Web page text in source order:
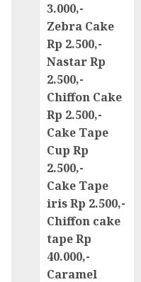
3.000,-
Zebra Cake
Rp 2.500,-
Nastar Rp
2.500,-
Chiffon Cake
Rp 2.500,-
Cake Tape
Cup Rp
2.500,-
Cake Tape
iris Rp 2.500,-
Chiffon cake
tape Rp
40.000,-
Caramel